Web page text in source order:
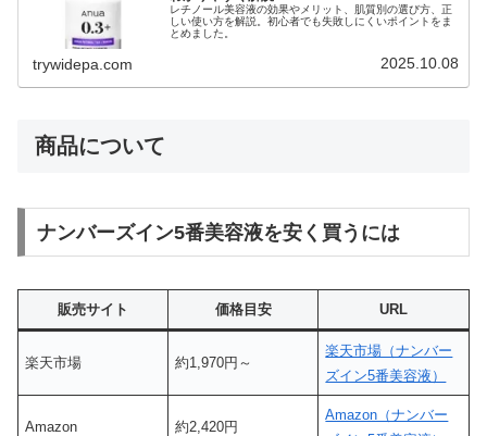
レチノール美容液の効果やメリット、肌質別の選び方、正
しい使い方を解説。初心者でも失敗しにくいポイントをま
とめました。
trywidepa.com 2025.10.08
商品について
ナンバーズイン5番美容液を安く買うには
販売サイト 価格目安 URL
楽天市場 約1,970円～
楽天市場（ナンバー
ズイン5番美容液）
Amazon 約2,420円
Amazon（ナンバー